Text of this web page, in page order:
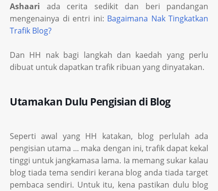
Ashaari ada cerita sedikit dan beri pandangan
mengenainya di entri ini: Bagaimana Nak Tingkatkan
Trafik Blog?
Dan HH nak bagi langkah dan kaedah yang perlu
dibuat untuk dapatkan trafik ribuan yang dinyatakan.
Utamakan Dulu Pengisian di Blog
Seperti awal yang HH katakan, blog perlulah ada
pengisian utama ... maka dengan ini, trafik dapat kekal
tinggi untuk jangkamasa lama. Ia memang sukar kalau
blog tiada tema sendiri kerana blog anda tiada target
pembaca sendiri. Untuk itu, kena pastikan dulu blog